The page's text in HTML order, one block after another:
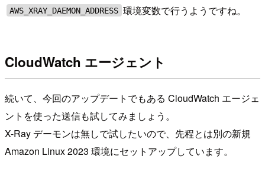
AWS_XRAY_DAEMON_ADDRESS 環境変数で行うようですね。
CloudWatch エージェント
続いて、今回のアップデートでもある CloudWatch エージェ
ントを使った送信も試してみましょう。
X-Ray デーモンは無しで試したいので、先程とは別の新規
Amazon Linux 2023 環境にセットアップしています。